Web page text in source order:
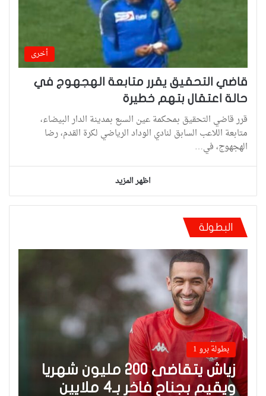
أخرى
قاضي التحقيق يقرر متابعة الهجهوج في
حالة اعتقال بتهم خطيرة
قرر قاضي التحقيق بمحكمة عين السبع بمدينة الدار البيضاء،
متابعة اللاعب السابق لنادي الوداد الرياضي لكرة القدم، رضا
الهجهوج، في…
اظهر المزيد
البطولة
بطولة برو 1
زياش يتقاضى 200 مليون شهريا
ويقيم بجناح فاخر بـ4 ملايين